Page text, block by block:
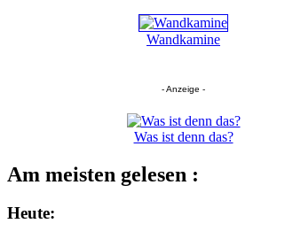
Wandkamine
- Anzeige -
Was ist denn das?
Am meisten gelesen :
Heute: